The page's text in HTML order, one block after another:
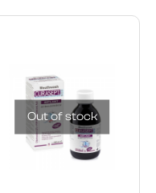
Out of stock